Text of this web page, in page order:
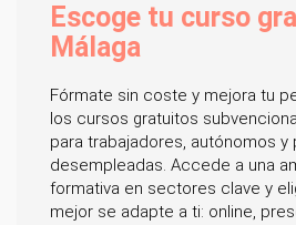
Escoge tu curso
Málaga
Fórmate sin coste y mejora tu
los cursos gratuitos
para trabajadores, autónomos y
desempleadas. Accede a una
formativa en sectores clave y
mejor se adapte a ti: online,